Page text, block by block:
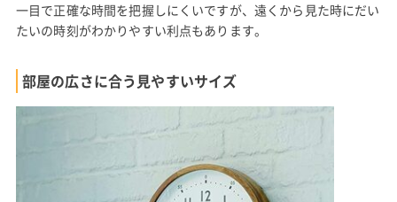
一目で正確な時間を把握しにくいですが、遠くから見た時にだい
たいの時刻がわかりやすい利点もあります。
部屋の広さに合う見やすいサイズ